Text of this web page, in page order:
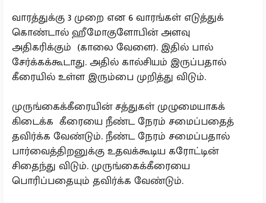
வாரத்துக்கு 3 முறை என 6 வாரங்கள் எடுத்துக்
கொண்டால் ஹீமோகுளோபின் அளவு
அதிகரிக்கும் (காலை வேளை). இதில் பால்
சேர்க்கக்கூடாது. அதில் கால்சியம் இருப்பதால்
கீரையில் உள்ள இரும்பை முறித்து விடும்.
முருங்கைக்கீரையின் சத்துகள் முழுமையாகக்
கிடைக்க கீரையை நீண்ட நேரம் சமைப்பதைத்
தவிர்க்க வேண்டும். நீண்ட நேரம் சமைப்பதால்
பார்வைத்திறனுக்கு உதவக்கூடிய கரோட்டின்
சிதைந்து விடும். முருங்கைக்கீரையை
பொரிப்பதையும் தவிர்க்க வேண்டும்.